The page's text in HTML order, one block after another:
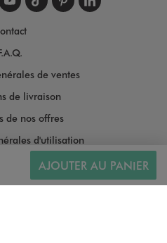
AJOUTER AU PANIER
sur
nous sur
nous sur
Suivez-nous
Suivez-nous
Suivez-
de ventes
de livraison
de nos offres
d'utilisation
des données
cookies